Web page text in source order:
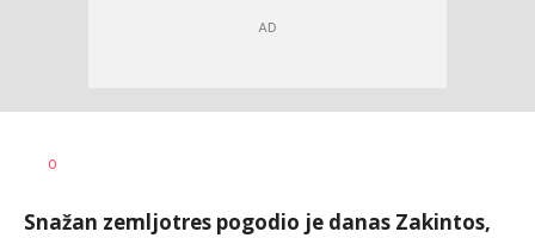
AUTOR
0
Snažan zemljotres pogodio je danas Zakintos,